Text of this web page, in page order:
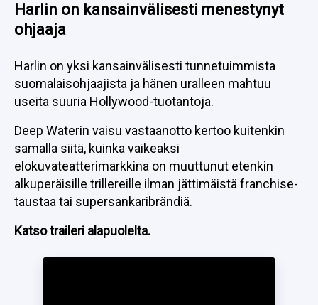
Harlin on kansainvälisesti menestynyt
ohjaaja
Harlin on yksi kansainvälisesti tunnetuimmista
suomalaisohjaajista ja hänen uralleen mahtuu
useita suuria Hollywood-tuotantoja.
Deep Waterin vaisu vastaanotto kertoo kuitenkin
samalla siitä, kuinka vaikeaksi
elokuvateatterimarkkina on muuttunut etenkin
alkuperäisille trillereille ilman jättimäistä franchise-
taustaa tai supersankaribrändiä.
Katso traileri alapuolelta.